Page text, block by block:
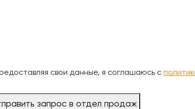
свои данные, я соглашаюсь с
запрос в отдел продаж